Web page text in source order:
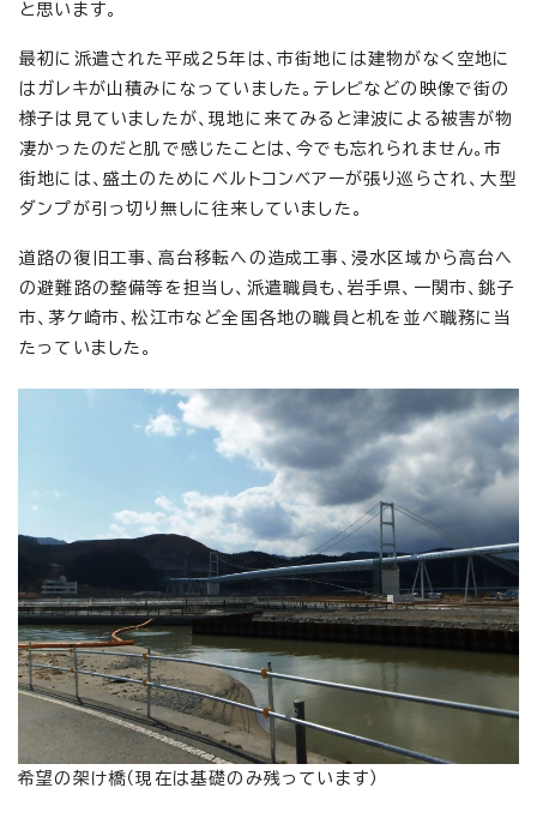
と思います。
最初に派遣された平成25年は、市街地には建物がなく空地に
はガレキが山積みになっていました。テレビなどの映像で街の
様子は見ていましたが、現地に来てみると津波による被害が物
凄かったのだと肌で感じたことは、今でも忘れられません。市
街地には、盛土のためにベルトコンベアーが張り巡らされ、大型
ダンプが引っ切り無しに往来していました。
道路の復旧工事、高台移転への造成工事、浸水区域から高台へ
の避難路の整備等を担当し、派遣職員も、岩手県、一関市、銚子
市、茅ケ崎市、松江市など全国各地の職員と机を並べ職務に当
たっていました。
希望の架け橋（現在は基礎のみ残っています）